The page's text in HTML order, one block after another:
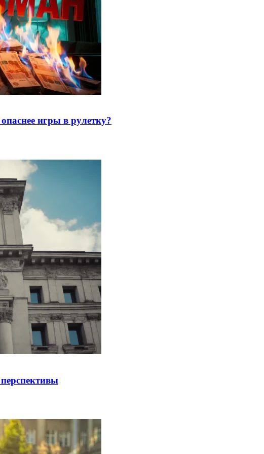
игры в рулетку?